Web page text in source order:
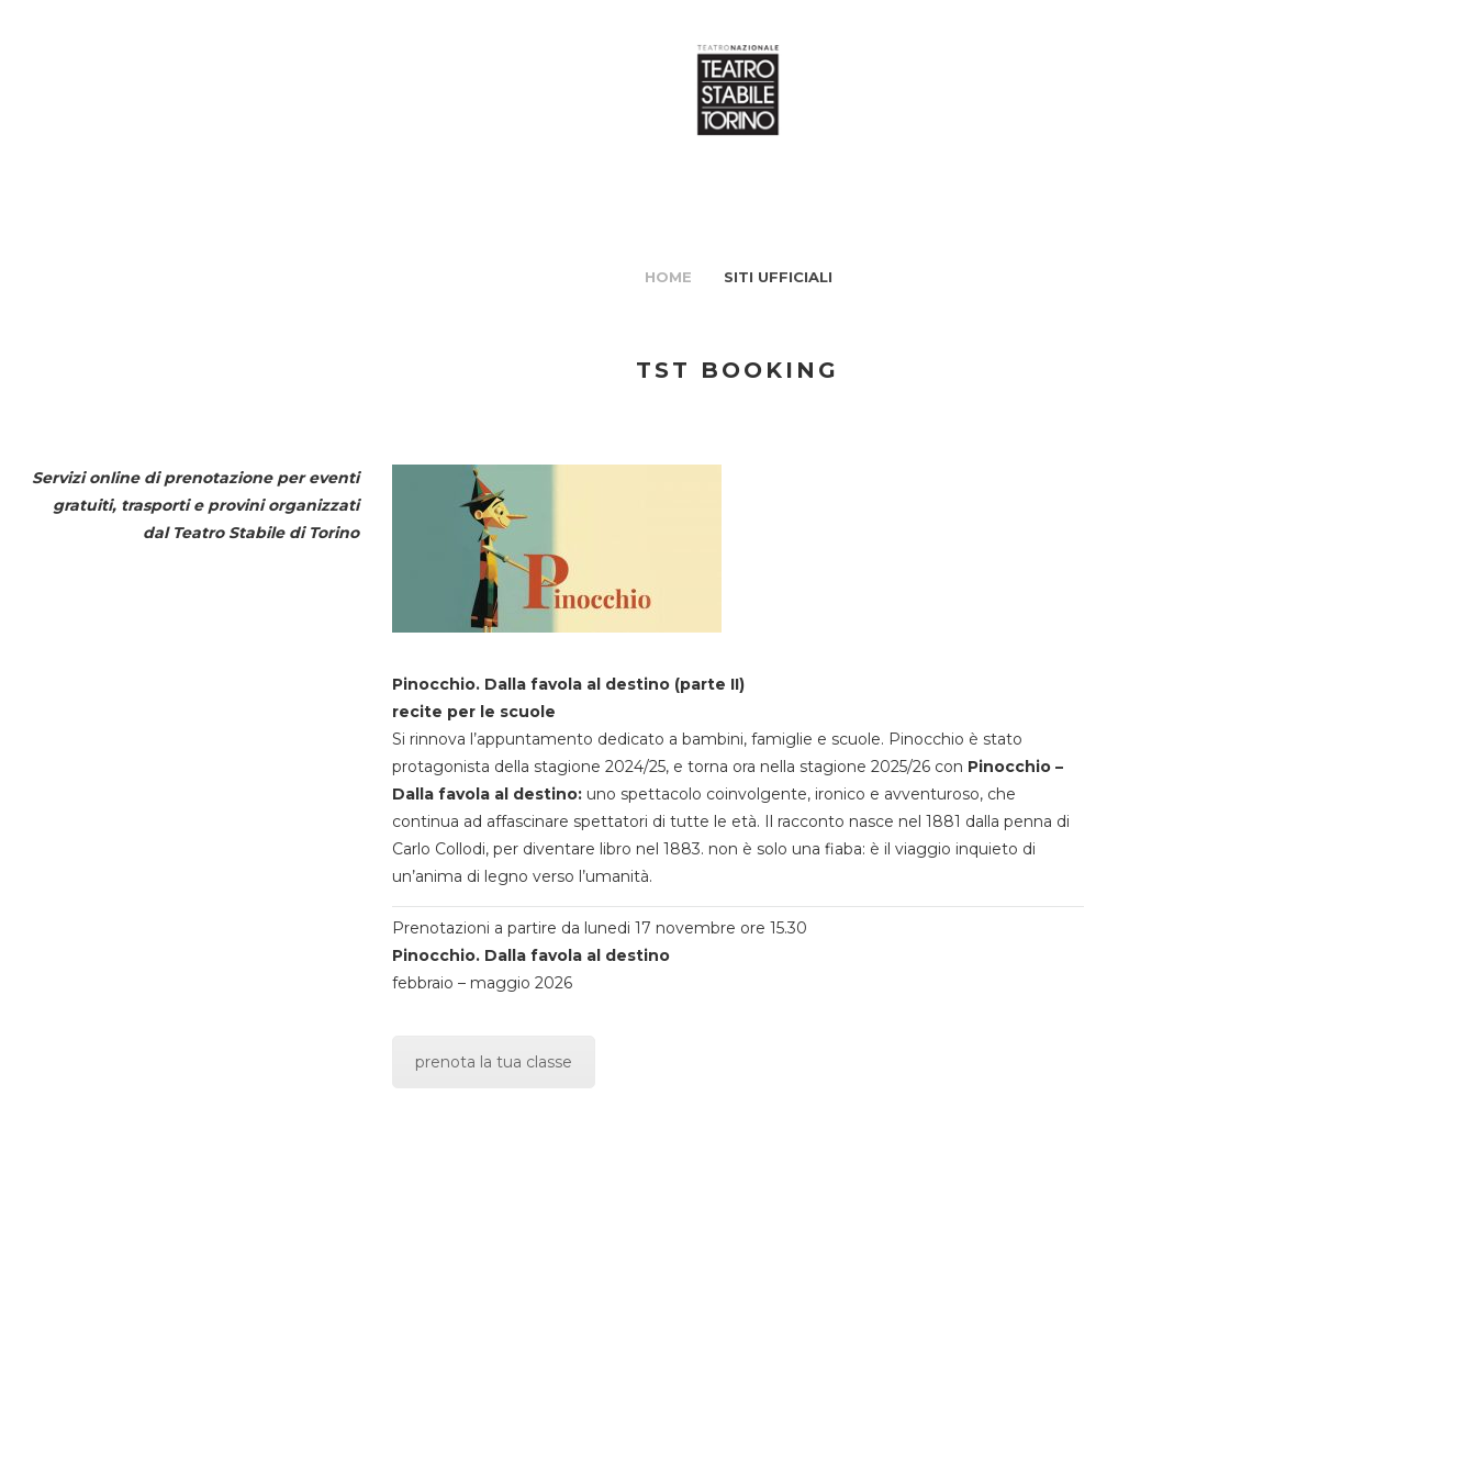
HOME SITI UFFICIALI
TST BOOKING
Servizi online di prenotazione per eventi
gratuiti, trasporti e provini organizzati
dal Teatro Stabile di Torino
Pinocchio. Dalla favola al destino (parte II)
recite per le scuole
Si rinnova l’appuntamento dedicato a bambini, famiglie e scuole. Pinocchio è stato
protagonista della stagione 2024/25, e torna ora nella stagione 2025/26 con Pinocchio –
Dalla favola al destino:uno spettacolo coinvolgente, ironico e avventuroso, che
continua ad affascinare spettatori di tutte le età. Il racconto nasce nel 1881 dalla penna di
Carlo Collodi, per diventare libro nel 1883. non è solo una fiaba: è il viaggio inquieto di
un’anima di legno verso l’umanità.
Prenotazioni a partire da lunedi 17 novembre ore 15.30
Pinocchio. Dalla favola al destino
febbraio – maggio 2026
prenota la tua classe